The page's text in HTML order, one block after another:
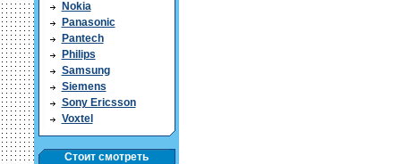
Nokia
Panasonic
Pantech
Philips
Samsung
Siemens
Sony Ericsson
Voxtel
Стоит смотреть